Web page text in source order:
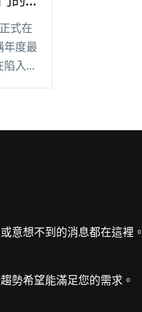
參演
式在
年度最
入戀
曲以實
意想不到的消息都在這裡。
勢希望能滿足您的需求。